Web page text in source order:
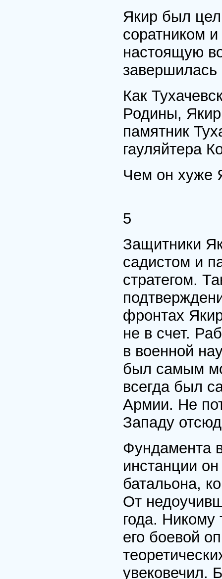
Якир был
соратником
настоящую
завершилась
Как
Родины,
памятник
гауляйтера
Чем он хуже
5
Защитники
садистом и
стратегом.
фронтах
не в счет.
в военной
был самым
всегда был
Армии. Не
Западу
Фундамента
инстанции
батальона,
От
года. Никому
его боевой
увековечил.